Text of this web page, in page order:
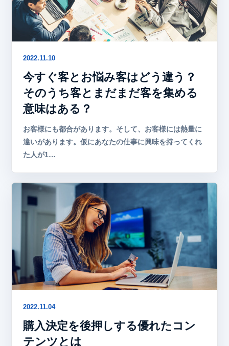
2022.11.10
今すぐ客とお悩み客はどう違う？
そのうち客とまだまだ客を集める
意味はある？
お客様にも都合があります。そして、お客様には熱量に
違いがあります。仮にあなたの仕事に興味を持ってくれ
た人が1…
2022.11.04
購入決定を後押しする優れたコン
テンツとは